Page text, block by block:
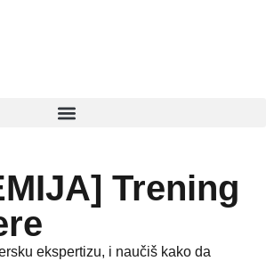
Trening
ekspertizu, i naučiš kako da